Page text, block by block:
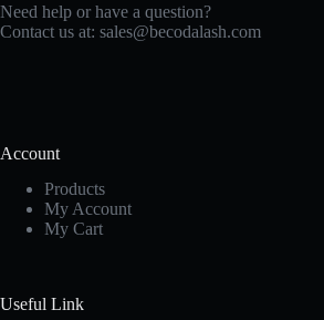
Need help or have a question?
Contact us at: sales@becodalash.com
Account
Products
My Account
My Cart
Useful Link